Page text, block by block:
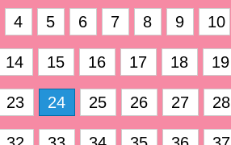
4 5 6 7 8 9 10
14 15 16 17 18 19
23 24 25 26 27 28